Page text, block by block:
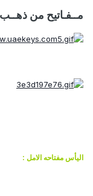
مــفـاتيح من ذهــب
اليأس مفتاحه الامل :